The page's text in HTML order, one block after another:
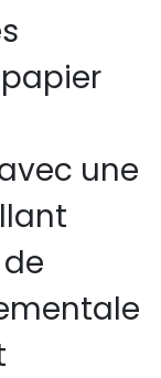
une